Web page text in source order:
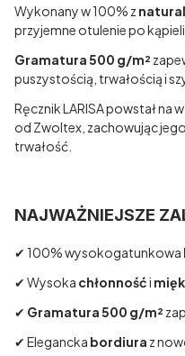
Wykonany w 100% z
przyjemne otulenie po
Gramatura 500 g/m²
puszystością, trwałością i
Ręcznik LARISA powstał na
od Zwoltex, zachowując
trwałość.
NAJWAŻNIEJSZE
✔ 100% wysokogatunkowa
✔ Wysoka chłonnośći
✔ Gramatura 500 g/m²
✔ Elegancka bordiura z